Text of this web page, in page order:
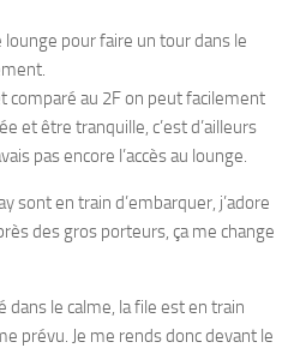
pour faire un tour dans le
comparé au 2F on peut facilement
et être tranquille, c’est d’ailleurs
pas encore l’accès au lounge.
sont en train d’embarquer, j’adore
des gros porteurs, ça me change
dans le calme, la file est en train
prévu. Je me rends donc devant le